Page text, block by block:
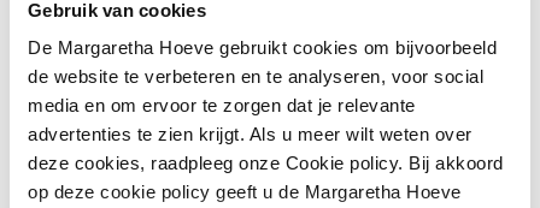
Gebruik van cookies
De Margaretha Hoeve gebruikt cookies om bijvoorbeeld
de website te verbeteren en te analyseren, voor social
media en om ervoor te zorgen dat je relevante
advertenties te zien krijgt. Als u meer wilt weten over
deze cookies, raadpleeg onze Cookie policy. Bij akkoord
op deze cookie policy geeft u de Margaretha Hoeve